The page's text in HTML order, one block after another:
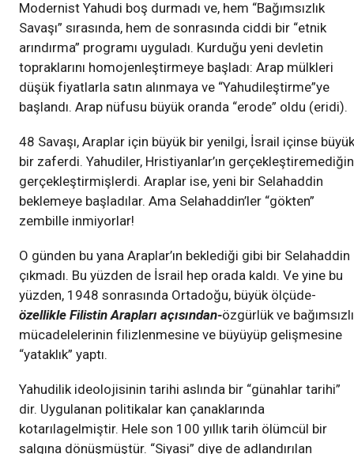
Modernist Yahudi boş durmadı ve, hem “Bağımsızlık
Savaşı” sırasında, hem de sonrasında ciddi bir “etnik
arındırma” programı uyguladı. Kurduğu yeni devletin
topraklarını homojenleştirmeye başladı: Arap mülkleri
düşük fiyatlarla satın alınmaya ve “Yahudileştirme”ye
başlandı. Arap nüfusu büyük oranda “erode” oldu (eridi).
48 Savaşı, Araplar için büyük bir yenilgi, İsrail içinse büyük
bir zaferdi. Yahudiler, Hristiyanlar’ın
gerçekleştirmişlerdi. Araplar ise, yeni bir Selahaddin
beklemeye başladılar. Ama Selahaddin’ler “gökten”
zembille inmiyorlar!
O günden bu yana Araplar’ın beklediği gibi bir Selahaddin
çıkmadı. Bu yüzden de İsrail hep orada kaldı. Ve yine bu
yüzden, 1948 sonrasında Ortadoğu, büyük ölçüde-
özellikle Filistin Arapları açısından-özgürlük ve
mücadelelerinin filizlenmesine ve büyüyüp gelişmesine
“yataklık” yaptı.
Yahudilik ideolojisinin tarihi aslında bir “günahlar tarihi”
dir. Uygulanan politikalar kan çanaklarında
kotarılagelmiştir. Hele son 100 yıllık tarih ölümcül bir
salgına dönüşmüştür. “Siyasi” diye de adlandırılan